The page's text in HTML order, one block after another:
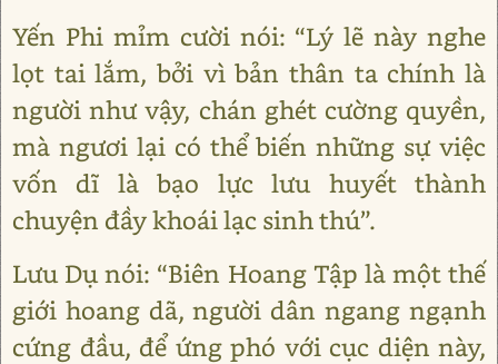
Yến Phi mỉm cười nói: “Lý lẽ này nghe
lọt tai lắm, bởi vì bản thân ta chính là
người như vậy, chán ghét cường quyền,
mà ngươi lại có thể biến những sự việc
vốn dĩ là bạo lực lưu huyết thành
chuyện đầy khoái lạc sinh thú”.
Lưu Dụ nói: “Biên Hoang Tập là một thế
giới hoang dã, người dân ngang ngạnh
cứng đầu, để ứng phó với cục diện này,